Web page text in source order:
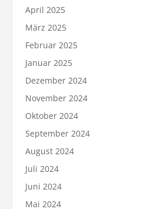
April 2025
März 2025
Februar 2025
Januar 2025
Dezember 2024
November 2024
Oktober 2024
September 2024
August 2024
Juli 2024
Juni 2024
Mai 2024